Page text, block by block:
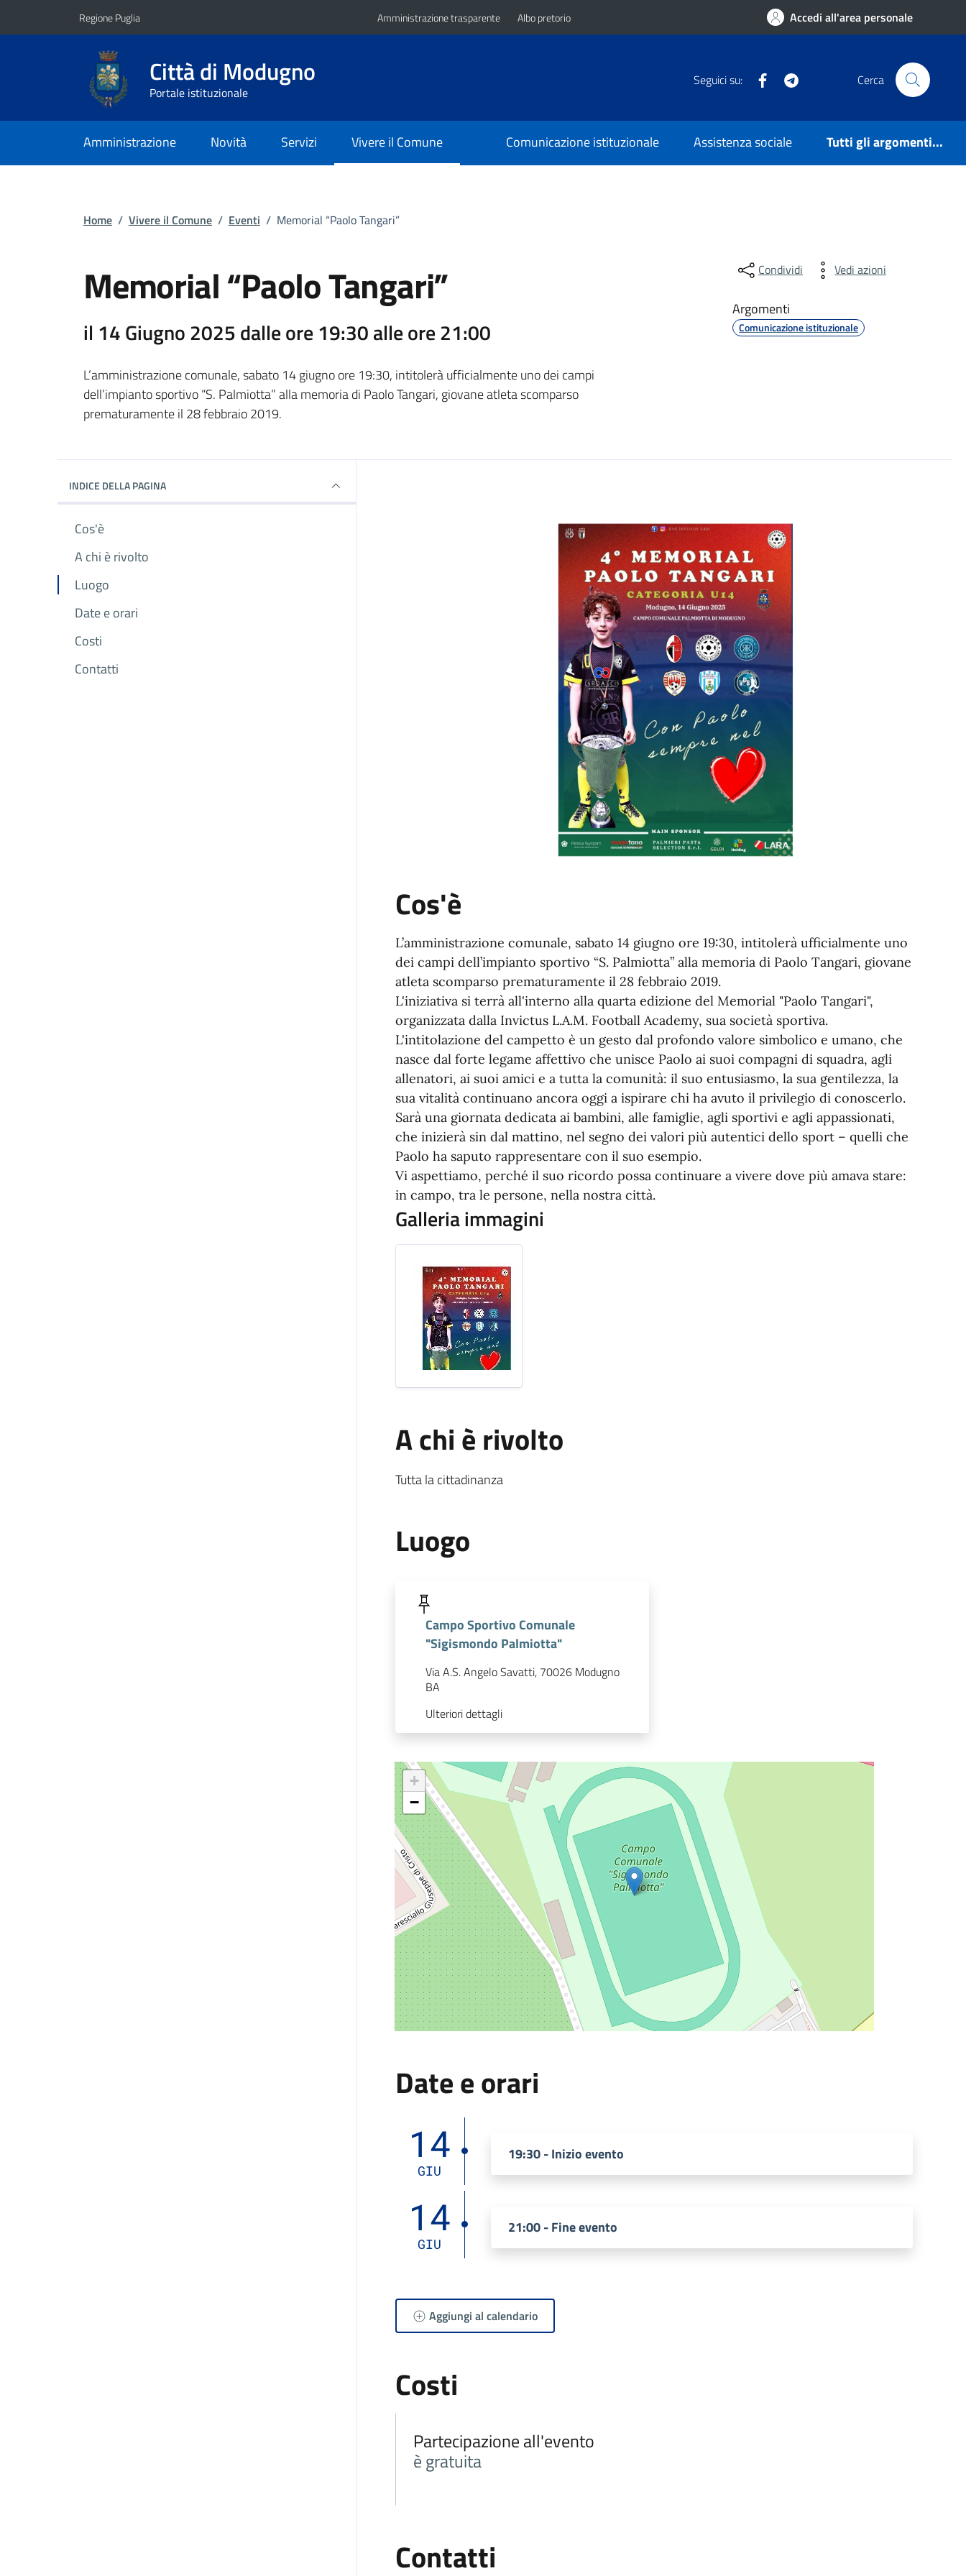
Regione Puglia Amministrazione trasparente Albo pretorio Accedi all'area personale
Città di Modugno
Portale istituzionale
Seguici su: Facebook Cerca
Amministrazione Novità Servizi Vivere il Comune Comunicazione istituzionale Assistenza sociale Tutti gli argomenti...
Home / Vivere il Comune / Eventi / Memorial “Paolo Tangari”
Memorial “Paolo Tangari”
il 14 Giugno 2025 dalle ore 19:30 alle ore 21:00
L’amministrazione comunale, sabato 14 giugno ore 19:30, intitolerà ufficialmente uno dei campi
dell’impianto sportivo “S. Palmiotta” alla memoria di Paolo Tangari, giovane atleta scomparso
prematuramente il 28 febbraio 2019.
Condividi Vedi azioni
Argomenti
Comunicazione istituzionale
INDICE DELLA PAGINA
Cos'è
A chi è rivolto
Luogo
Date e orari
Costi
Contatti
Cos'è
L’amministrazione comunale, sabato 14 giugno ore 19:30, intitolerà ufficialmente uno
dei campi dell’impianto sportivo “S. Palmiotta” alla memoria di Paolo Tangari, giovane
atleta scomparso prematuramente il 28 febbraio 2019.
L'iniziativa si terrà all'interno alla quarta edizione del Memorial "Paolo Tangari",
organizzata dalla Invictus L.A.M. Football Academy, sua società sportiva.
L'intitolazione del campetto è un gesto dal profondo valore simbolico e umano, che
nasce dal forte legame affettivo che unisce Paolo ai suoi compagni di squadra, agli
allenatori, ai suoi amici e a tutta la comunità: il suo entusiasmo, la sua gentilezza, la
sua vitalità continuano ancora oggi a ispirare chi ha avuto il privilegio di conoscerlo.
Sarà una giornata dedicata ai bambini, alle famiglie, agli sportivi e agli appassionati,
che inizierà sin dal mattino, nel segno dei valori più autentici dello sport – quelli che
Paolo ha saputo rappresentare con il suo esempio.
Vi aspettiamo, perché il suo ricordo possa continuare a vivere dove più amava stare:
in campo, tra le persone, nella nostra città.
Galleria immagini
A chi è rivolto
Tutta la cittadinanza
Luogo
Campo Sportivo Comunale
"Sigismondo Palmiotta"
Via A.S. Angelo Savatti, 70026 Modugno
BA
Ulteriori dettagli
+
−
Date e orari
14
GIU
19:30 - Inizio evento
14
GIU
21:00 - Fine evento
Aggiungi al calendario
Costi
Partecipazione all'evento
è gratuita
Contatti